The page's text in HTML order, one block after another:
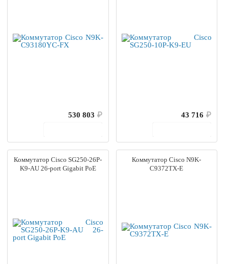
530 803 ₽
43 716 ₽
Коммутатор Cisco SG250-26P-
K9-AU 26-port Gigabit PoE
Коммутатор Cisco N9K-
C9372TX-E